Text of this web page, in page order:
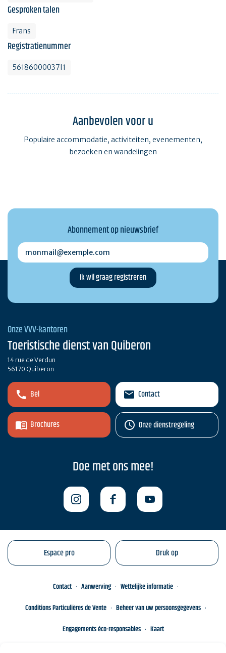
Gesproken talen
Frans
Registratienummer
56186000037I1
Aanbevolen voor u
Populaire accommodatie, activiteiten, evenementen,
bezoeken en wandelingen
Abonnement op nieuwsbrief
monmail@exemple.com
Onze VVV-kantoren
Toeristische dienst van Quiberon
14 rue de Verdun
56170 Quiberon
Bel
Brochures
Contact
Onze dienstregeling
Doe met ons mee!
Espace pro Druk op
Contact Aanwerving
Wettelijke informatie
Conditions Particulières de Vente
Beheer van uw persoonsgegevens
Engagements éco-responsables
Kaart